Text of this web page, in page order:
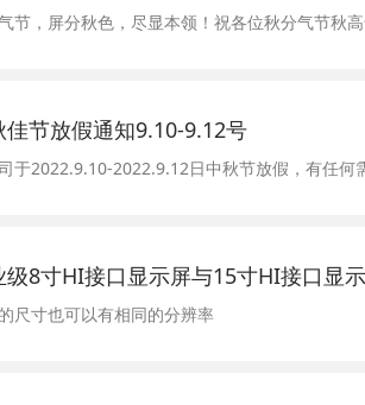
节，屏分秋色，尽显本领！祝各位秋分气节秋
佳节放假通知9.10-9.12号
于2022.9.10-2022.9.12日中秋节放假，有任
级8寸HI接口显示屏与15寸HI接口显
尺寸也可以有相同的分辨率